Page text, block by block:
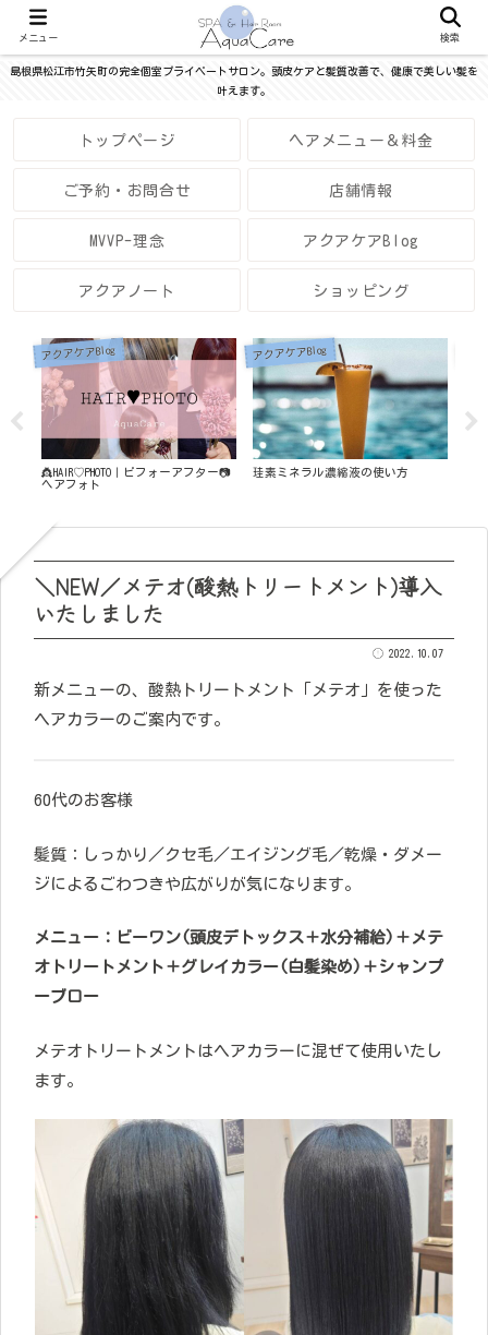
島根県松江市竹矢町の完全個室プライベートサロン。頭皮ケアと髪質改善で、健康で美しい髪を
叶えます。
トップページ ヘアメニュー＆料金
ご予約・お問合せ 店舗情報
MVVP-理念 アクアケアBlog
アクアノート ショッピング
アクアケアBlog
👸HAIR♡PHOTO｜ビフォーアフター📷
ヘアフォト
アクアケアBlog
珪素ミネラル濃縮液の使い方
＼NEW／メテオ(酸熱トリートメント)導入
いたしました
2022.10.07
新メニューの、酸熱トリートメント「メテオ」を使った
ヘアカラーのご案内です。
60代のお客様
髪質：しっかり／クセ毛／エイジング毛／乾燥・ダメー
ジによるごわつきや広がりが気になります。
メニュー：ビーワン(頭皮デトックス＋水分補給)＋メテ
オトリートメント＋グレイカラー(白髪染め) ＋シャンプ
ーブロー
メテオトリートメントはヘアカラーに混ぜて使用いたし
ます。
メニュー 検索